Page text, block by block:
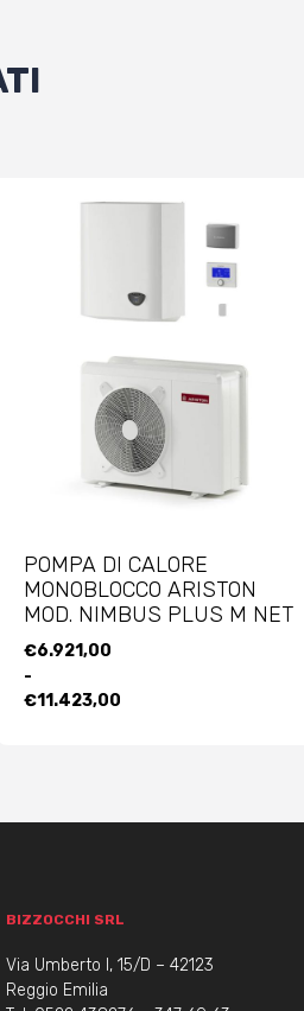
POMPA DI CALORE
MONOBLOCCO ARISTON
MOD. NIMBUS PLUS M NET
€6.921,00
-
€11.423,00
FASCIA
DI
PREZZO:
BIZZOCCHI SRL
Via Umberto I, 15/D – 42123
Reggio Emilia